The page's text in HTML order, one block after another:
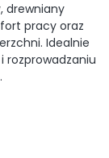
drewniany
pracy oraz
Idealnie
rozprowadzaniu